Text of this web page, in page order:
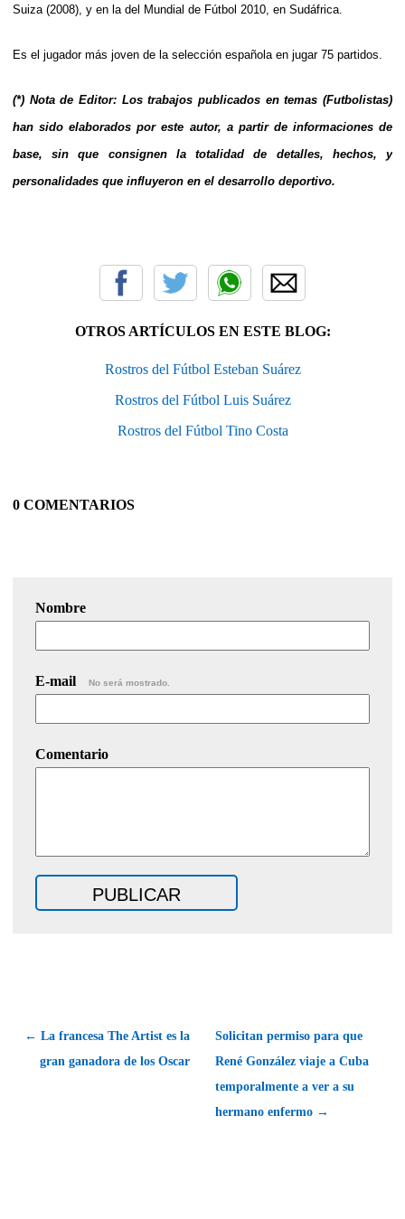
Suiza (2008), y en la del Mundial de Fútbol 2010, en Sudáfrica.
Es el jugador más joven de la selección española en jugar 75 partidos.
(*) Nota de Editor: Los trabajos publicados en temas (Futbolistas)
han sido elaborados por este autor, a partir de informaciones de
base, sin que consignen la totalidad de detalles, hechos, y
personalidades que influyeron en el desarrollo deportivo.
OTROS ARTÍCULOS EN ESTE BLOG:
Rostros del Fútbol Esteban Suárez
Rostros del Fútbol Luis Suárez
Rostros del Fútbol Tino Costa
0 COMENTARIOS
Nombre
E-mail No será mostrado.
Comentario
← La francesa The Artist es la
gran ganadora de los Oscar
Solicitan permiso para que
René González viaje a Cuba
temporalmente a ver a su
hermano enfermo →